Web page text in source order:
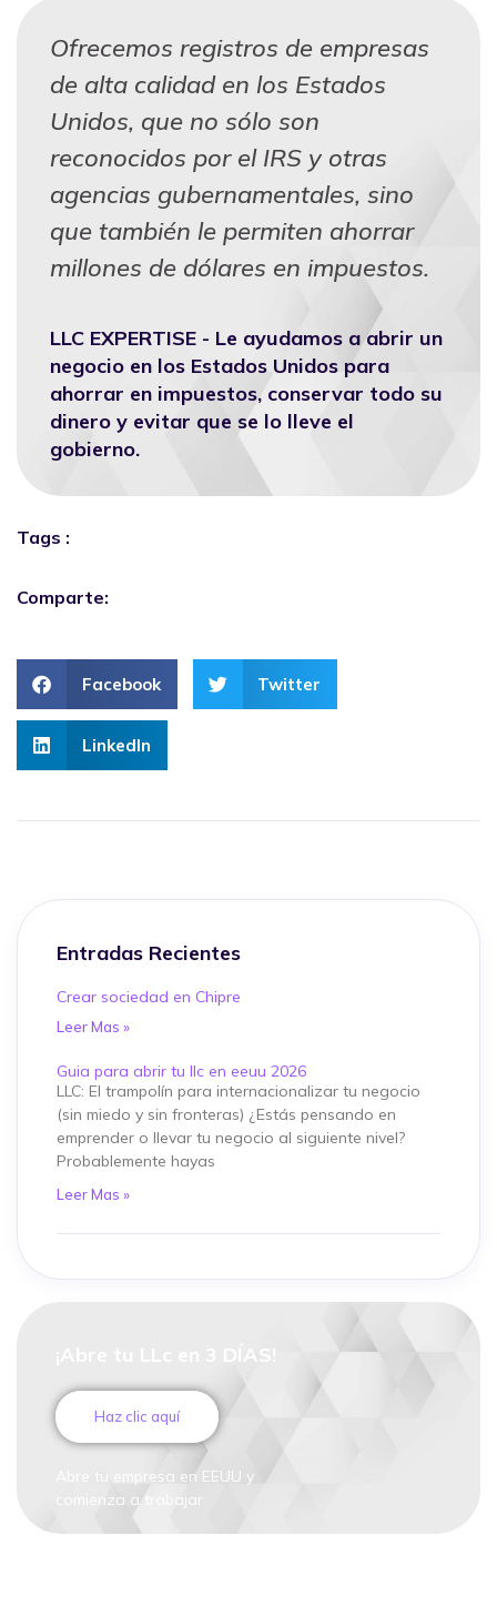
Entradas Recientes
Crear sociedad en Chipre
Leer Mas »
Guia para abrir tu llc en eeuu 2026
LLC: El trampolín para internacionalizar tu negocio
(sin miedo y sin fronteras) ¿Estás pensando en
emprender o llevar tu negocio al siguiente nivel?
Probablemente hayas
Leer Mas »
¡Abre tu LLc en 3 DÍAS!
Haz clic aquí
Abre tu empresa en EEUU y
comienza a trabajar
Ofrecemos registros de empresas
de alta calidad en los Estados
Unidos, que no sólo son
reconocidos por el IRS y otras
agencias gubernamentales, sino
que también le permiten ahorrar
millones de dólares en impuestos.
LLC EXPERTISE - Le ayudamos a abrir un
negocio en los Estados Unidos para
ahorrar en impuestos, conservar todo su
dinero y evitar que se lo lleve el
gobierno.
Tags :
Comparte:
Facebook Twitter
LinkedIn